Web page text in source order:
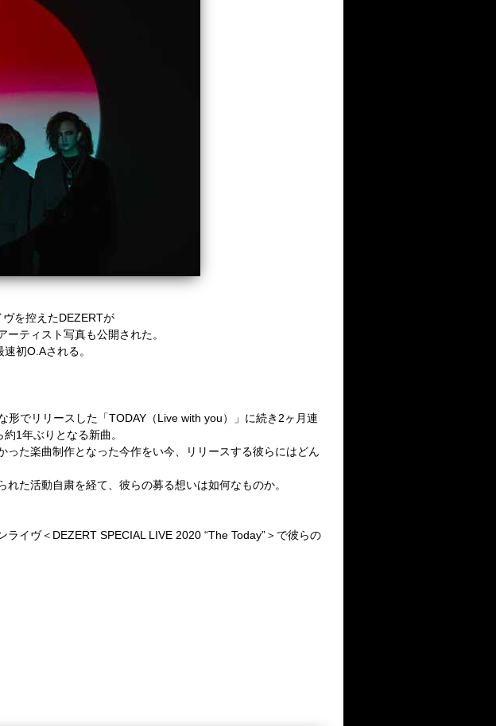
を控えたDEZERTが
ティスト写真も公開された。
速初O.Aされる。
形でリリースした「TODAY （Live with you）」に続き 2ヶ月連
約1年ぶりとなる新曲。
った楽曲制作となった今作をい今、リリースする彼らにはどん
た活動自粛を経て、 彼らの募る想いは如何なものか。
ライヴ＜ DEZERT SPECIAL LIVE 2020 “The Today”＞ で彼らの